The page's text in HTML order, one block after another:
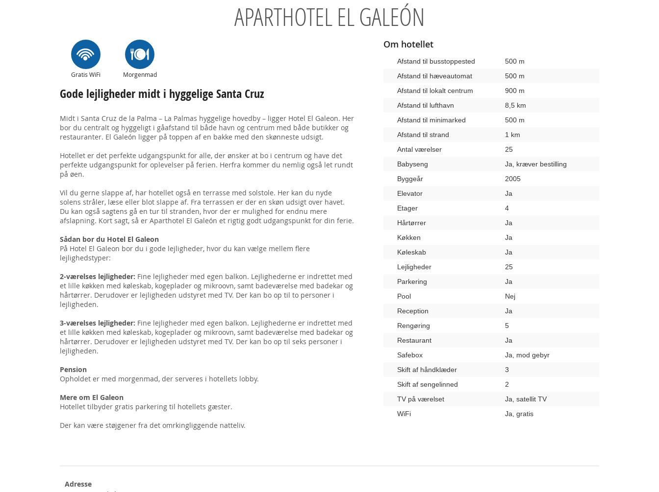
APARTHOTEL EL GALEÓN
Gratis WiFi Morgenmad
Gode lejligheder midt i hyggelige Santa Cruz
Midt i Santa Cruz de la Palma – La Palmas hyggelige hovedby – ligger Hotel El Galeon. Her
bor du centralt og hyggeligt i gåafstand til både havn og centrum med både butikker og
restauranter. El Galeón ligger på toppen af en bakke med den skønneste udsigt.
Hotellet er det perfekte udgangspunkt for alle, der ønsker at bo i centrum og have det
perfekte udgangspunkt for oplevelser på ferien. Herfra kommer du nemlig også let rundt
på øen.
Vil du gerne slappe af, har hotellet også en terrasse med solstole. Her kan du nyde
solens stråler, læse eller blot slappe af. Fra terrassen er der en skøn udsigt over havet.
Du kan også sagtens gå en tur til stranden, hvor der er mulighed for endnu mere
afslapning. Kort sagt, så er Aparthotel El Galeón et rigtig godt udgangspunkt for din ferie.
Sådan bor du Hotel El Galeon
På Hotel El Galeon bor du i gode lejligheder, hvor du kan vælge mellem flere
lejlighedstyper:
2-værelses lejligheder: Fine lejligheder med egen balkon. Lejlighederne er indrettet med
et lille køkken med køleskab, kogeplader og mikroovn, samt badeværelse med badekar og
hårtørrer. Derudover er lejligheden udstyret med TV. Der kan bo op til to personer i
lejligheden.
3-værelses lejligheder: Fine lejligheder med egen balkon. Lejlighederne er indrettet med
et lille køkken med køleskab, kogeplader og mikroovn, samt badeværelse med badekar og
hårtørrer. Derudover er lejligheden udstyret med TV. Der kan bo op til seks personer i
lejligheden.
Pension
Opholdet er med morgenmad, der serveres i hotellets lobby.
Mere om El Galeon
Hotellet tilbyder gratis parkering til hotellets gæster.
Der kan være støjgener fra det omrkingliggende natteliv.
Om hotellet
Afstand til busstoppested
500 m
Afstand til hæveautomat
500 m
Afstand til lokalt centrum
900 m
Afstand til lufthavn
8,5 km
Afstand til minimarked
500 m
Afstand til strand
1 km
Antal værelser
25
Babyseng
Ja, kræver bestilling
Byggeår
2005
Elevator
Ja
Etager
4
Hårtørrer
Ja
Køkken
Ja
Køleskab
Ja
Lejligheder
25
Parkering
Ja
Pool
Nej
Reception
Ja
Rengøring
5
Restaurant
Ja
Safebox
Ja, mod gebyr
Skift af håndklæder
3
Skift af sengelinned
2
TV på værelset
Ja, satellit TV
WiFi
Ja, gratis
Adresse